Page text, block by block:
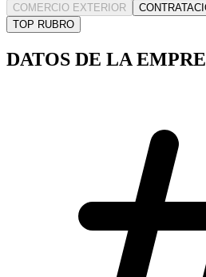
COMERCIO EXTERIOR
TOP RUBRO
DATOS DE LA